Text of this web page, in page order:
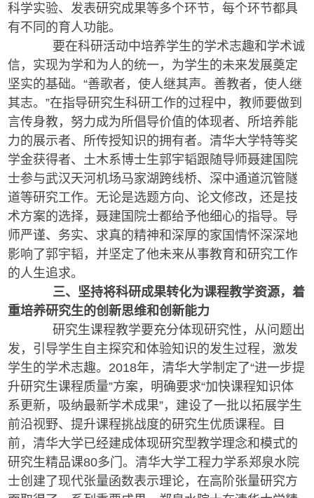
科学实验、发表研究成果等多个环节，每个环节都具
有不同的育人功能。
要在科研活动中培养学生的学术志趣和学术诚
信，实现为学和为人的统一，为学生的未来发展奠定
坚实的基础。“善歌者，使人继其声。善教者，使人继
其志。”在指导研究生科研工作的过程中，教师要做到
言传身教，努力成为所倡导价值的体现者、所培养能
力的展示者、所传授知识的拥有者。清华大学特等奖
学金获得者、土木系博士生郭宇韬跟随导师聂建国院
士参与武汉天河机场马家湖跨线桥、深中通道沉管隧
道等研究工作。无论是选题方向、论文修改，还是技
术方案的选择，聂建国院士都给予他细心的指导。导
师严谨、务实、求真的精神和深厚的家国情怀深深地
影响了郭宇韬，并坚定了他未来从事教育和研究工作
的人生追求。
三、坚持将科研成果转化为课程教学资源，着
重培养研究生的创新思维和创新能力
研究生课程教学要充分体现研究性，从问题出
发，引导学生自主探究和体验知识的发生过程，激发
学生的学术志趣。2018年，清华大学制定了“进一步提
升研究生课程质量”方案，明确要求“加快课程知识体
系更新，吸纳最新学术成果”，建设了一批以拓展学生
前沿视野、提升课程挑战度的研究生优质课程。目
前，清华大学已经建成体现研究型教学理念和模式的
研究生精品课80多门。清华大学工程力学系郑泉水院
士创建了现代张量函数表示理论，在高阶张量研究方